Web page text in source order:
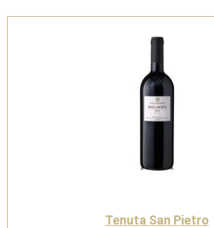
San
Tenuta San Pietro